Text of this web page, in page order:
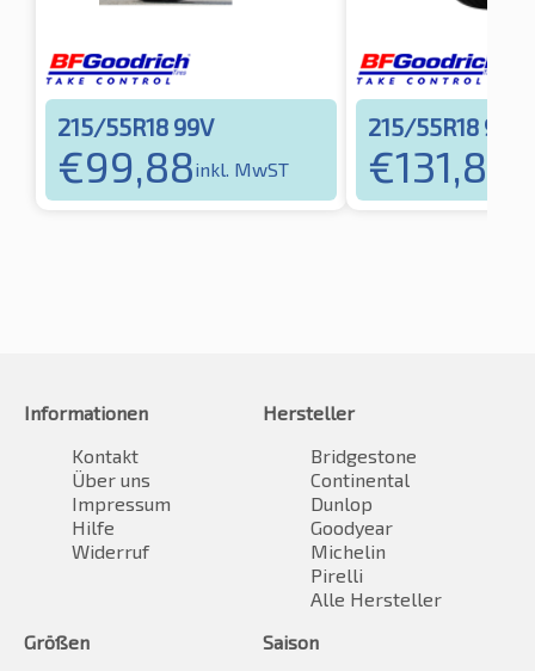
215/55R18 99V
€99,88inkl. MwST
215/55R18 99V
€131,83
Informationen
Kontakt
Über uns
Impressum
Hilfe
Widerruf
Hersteller
Bridgestone
Continental
Dunlop
Goodyear
Michelin
Pirelli
Alle Hersteller
Größen
Saison